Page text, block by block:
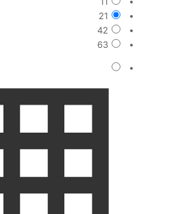
21
42
63